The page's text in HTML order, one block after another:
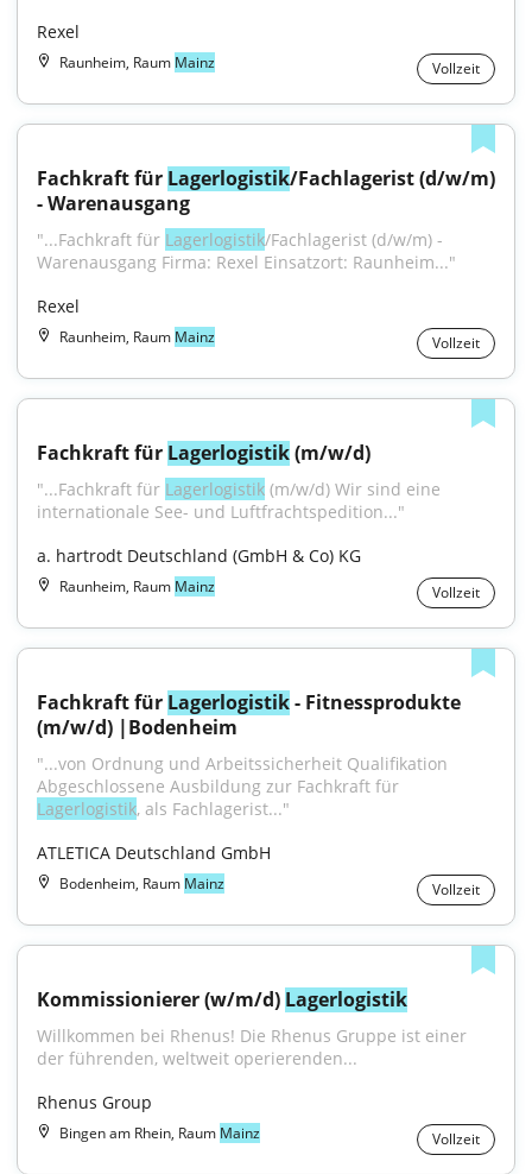
Rexel
Raunheim, Raum Mainz Vollzeit
Fachkraft für Lagerlogistik/Fachlagerist (d/w/m)
- Warenausgang
"...Fachkraft für Lagerlogistik/Fachlagerist (d/w/m) -
Warenausgang Firma: Rexel Einsatzort: Raunheim..."
Rexel
Raunheim, Raum Mainz Vollzeit
Fachkraft für Lagerlogistik (m/w/d)
"...Fachkraft für Lagerlogistik (m/w/d) Wir sind eine
internationale See- und Luftfrachtspedition..."
a. hartrodt Deutschland (GmbH & Co) KG
Raunheim, Raum Mainz Vollzeit
Fachkraft für Lagerlogistik - Fitnessprodukte
(m/w/d) |Bodenheim
"...von Ordnung und Arbeitssicherheit Qualifikation
Lagerlogistik, als Fachlagerist..."
ATLETICA Deutschland GmbH
Bodenheim, Raum Mainz Vollzeit
Kommissionierer (w/m/d) Lagerlogistik
Willkommen bei Rhenus! Die Rhenus Gruppe ist einer
der führenden, weltweit operierenden...
Rhenus Group
Bingen am Rhein, Raum Mainz Vollzeit